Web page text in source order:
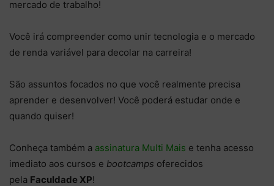
mercado de trabalho!
Você irá compreender como unir tecnologia e o mercado
de renda variável para decolar na carreira!
São assuntos focados no que você realmente precisa
aprender e desenvolver! Você poderá estudar onde e
quando quiser!
Conheça também a assinatura Multi Mais e tenha acesso
imediato aos cursos e bootcamps oferecidos
pela Faculdade XP!